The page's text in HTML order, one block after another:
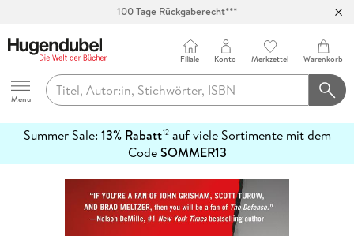
100 Tage Rückgaberecht***
Hugendubel
Menu
Filiale Konto Merkzettel Warenkorb
Summer Sale: 13% Rabatt12auf viele Sortimente mit dem
CodeSOMMER13
erfahren